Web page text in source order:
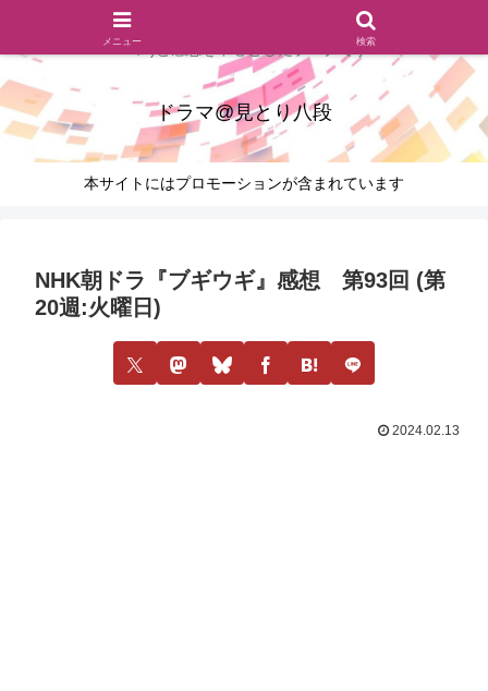
ドラマのシーンとセリフを切り取ったあらすじレビュー(復習ネタ
バレ)と感想を中心としたブログです
ドラマ@見とり八段
本サイトにはプロモーションが含まれています
NHK朝ドラ『ブギウギ』感想 第93回 (第
20週:火曜日)
2024.02.13
メニュー 検索